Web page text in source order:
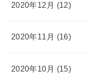
2020年12月 (12)
2020年11月 (16)
2020年10月 (15)